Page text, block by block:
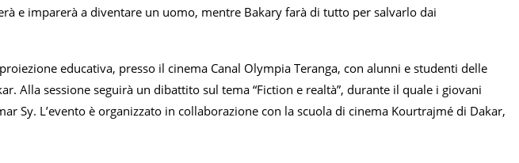
e imparerà a diventare un uomo, mentre Bakary farà di tutto per salvarlo dai
educativa, presso il cinema Canal Olympia Teranga, con alunni e studenti delle
Alla sessione seguirà un dibattito sul tema “Fiction e realtà”, durante il quale i giovani
Sy. L’evento è organizzato in collaborazione con la scuola di cinema Kourtrajmé di Dakar,